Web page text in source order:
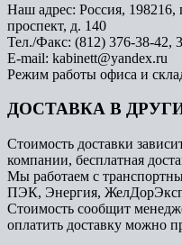
Наш адрес: Россия, 198216,
проспект, д. 140
Тел./Факс: (812) 376-38-42,
E-mail: kabinett@yandex.ru
Режим работы офиса и
ДОСТАВКА В
Стоимость доставки
компании, бесплатная
Мы работаем с
ПЭК, Энергия,
Стоимость сообщит
оплатить доставку можно